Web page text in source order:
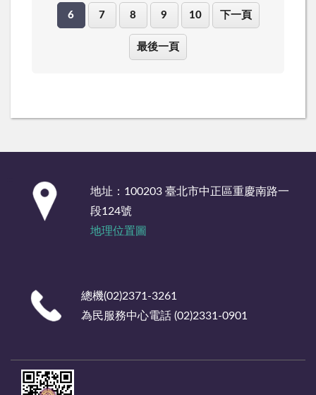
6 7 8 9 10 下一頁
最後一頁
地址：100203 臺北市中正區重慶南路一
段124號
地理位置圖
總機(02)2371-3261
為民服務中心電話 (02)2331-0901